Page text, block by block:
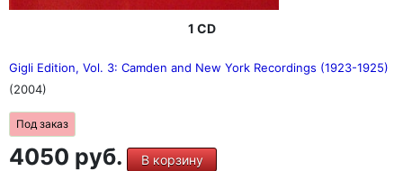
1 CD
Gigli Edition, Vol. 3: Camden and New York Recordings (1923-1925)
(2004)
Под заказ
4050 руб. В корзину